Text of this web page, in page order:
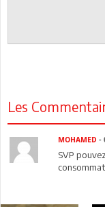
Les
MOHAMED -
SVP